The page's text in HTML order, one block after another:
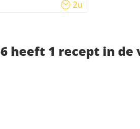
2u
heeft 1 recept in